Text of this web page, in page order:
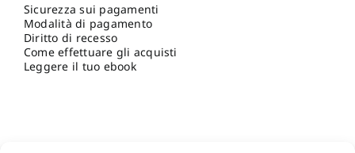
Sicurezza sui pagamenti
Modalità di pagamento
Diritto di recesso
Come effettuare gli acquisti
Leggere il tuo ebook